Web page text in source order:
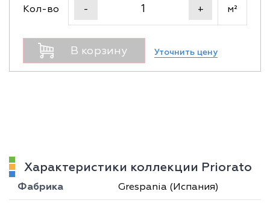
Кол-во - + м²
В корзину Уточнить цену
Характеристики коллекции Priorato
Фабрика Grespania (Испания)